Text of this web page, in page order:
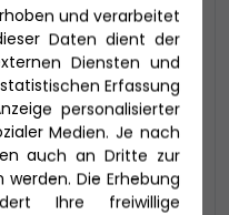
und verarbeitet
Daten dient der
Diensten und
Erfassung
personalisierter
Medien. Je nach
auch an Dritte zur
Die Erhebung
Ihre freiwillige